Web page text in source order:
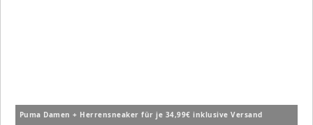
Puma Damen + Herrensneaker für je 34,99€ inklusive Versand